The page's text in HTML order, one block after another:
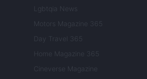
Lgbtqia News
Motors Magazine 365
Day Travel 365
Home Magazine 365
Cineverse Magazine